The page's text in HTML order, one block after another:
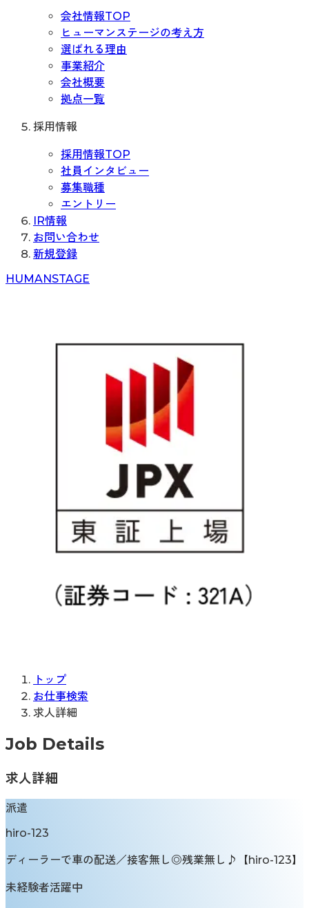
会社情報TOP
ヒューマンステージの考え方
選ばれる理由
事業紹介
会社概要
拠点一覧
採用情報
採用情報TOP
社員インタビュー
募集職種
エントリー
IR情報
お問い合わせ
新規登録
HUMANSTAGE
トップ
お仕事検索
求人詳細
Job Details
求人詳細
派遣
hiro-123
ディーラーで車の配送／接客無し◎残業無し♪【hiro-123】
未経験者活躍中